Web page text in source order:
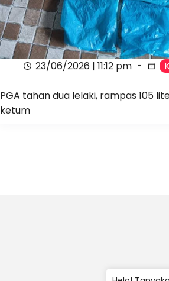
23/06/2026 | 11:12 pm
PGA tahan dua lelaki, rampas 105
ketum